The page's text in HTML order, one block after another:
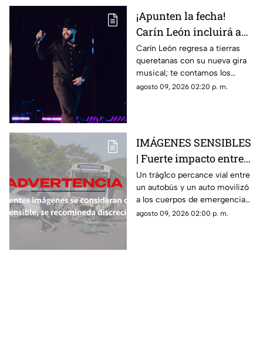
¡Apunten la fecha!
Carín León incluirá a
Querétaro en su 'Muda
Tour 2026' y esto es
todo lo que debes saber
Carín León regresa a tierras
queretanas con su nueva gira
musical; te contamos los
detalles del concierto que
agosto 09, 2026 02:20 p. m.
IMÁGENES SENSIBLES
| Fuerte impacto entre
autobús y vehículo deja
saldo fatal y nueve
heridos
Un trág1co percance vial entre
un autobús y un auto movilizó
a los cuerpos de emergencia
en Morelos
agosto 09, 2026 02:00 p. m.